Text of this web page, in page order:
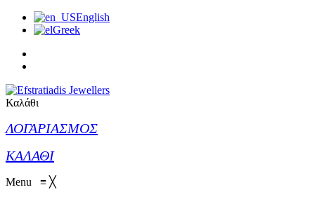
English
Greek
Καλάθι
ΛΟΓΑΡΙΑΣΜΟΣ
ΚΑΛΑΘΙ
Menu ≡ ╳